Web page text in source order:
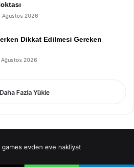
Ağustos 2026
Dikkat Edilmesi Gereken
Ağustos 2026
Daha Fazla Yükle
evden eve nakliyat